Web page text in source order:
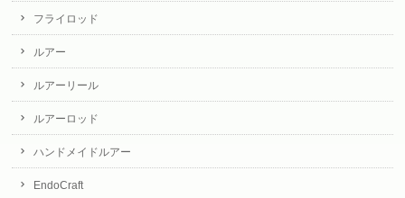
フライロッド
ルアー
ルアーリール
ルアーロッド
ハンドメイドルアー
EndoCraft